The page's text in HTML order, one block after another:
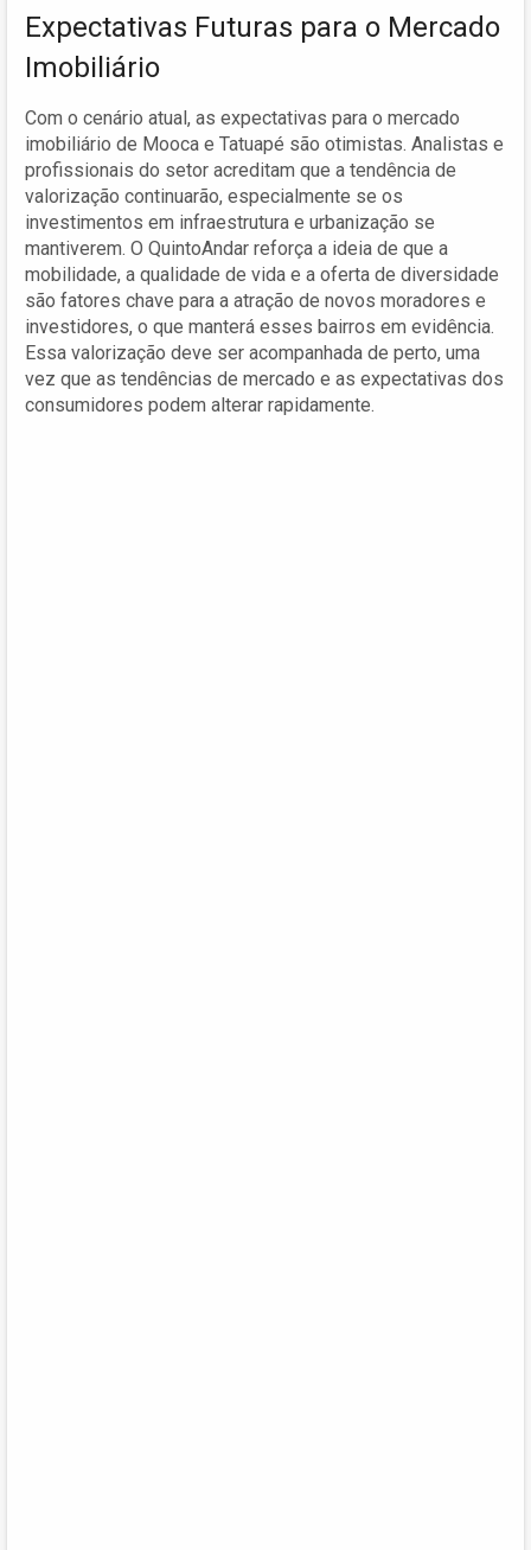
Expectativas Futuras para o Mercado
Imobiliário
Com o cenário atual, as expectativas para o mercado
imobiliário de Mooca e Tatuapé são otimistas. Analistas e
profissionais do setor acreditam que a tendência de
valorização continuarão, especialmente se os
investimentos em infraestrutura e urbanização se
mantiverem. O QuintoAndar reforça a ideia de que a
mobilidade, a qualidade de vida e a oferta de diversidade
são fatores chave para a atração de novos moradores e
investidores, o que manterá esses bairros em evidência.
Essa valorização deve ser acompanhada de perto, uma
vez que as tendências de mercado e as expectativas dos
consumidores podem alterar rapidamente.